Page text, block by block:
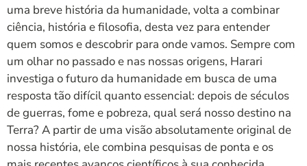
uma breve história da humanidade, volta a combinar
ciência, história e filosofia, desta vez para entender
quem somos e descobrir para onde vamos. Sempre com
um olhar no passado e nas nossas origens, Harari
investiga o futuro da humanidade em busca de uma
resposta tão difícil quanto essencial: depois de séculos
de guerras, fome e pobreza, qual será nosso destino na
Terra? A partir de uma visão absolutamente original de
nossa história, ele combina pesquisas de ponta e os